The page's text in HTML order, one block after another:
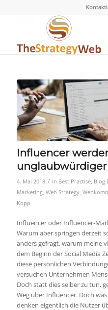
Influencer
4. Mai 2018 / in Best Practise, Blog
Marketing, Web Strategy,
Kopp
Influencer oder Influencer-
Warum aber springen derzeit
anders gefragt, warum meine
dem Beginn der Social Media
diese persönlichen
versuchen Unternehmen
Doch statt dies selber zu tun,
Weg über Influencer. Doch
denken eigentlich die Nutzer